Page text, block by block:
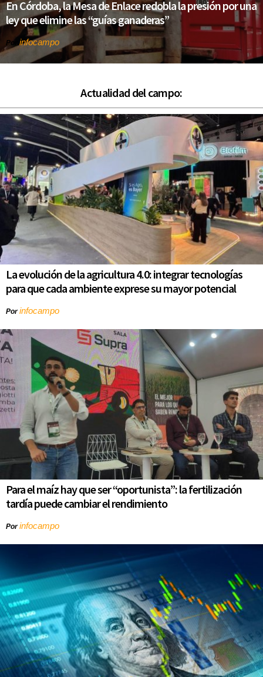
En Córdoba, la Mesa de Enlace redobla la presión por una
ley que elimine las “guías ganaderas”
Porinfocampo
Actualidad del campo:
La evolución de la agricultura 4.0: integrar tecnologías
para que cada ambiente exprese su mayor potencial
Porinfocampo
Para el maíz hay que ser “oportunista”: la fertilización
tardía puede cambiar el rendimiento
Porinfocampo